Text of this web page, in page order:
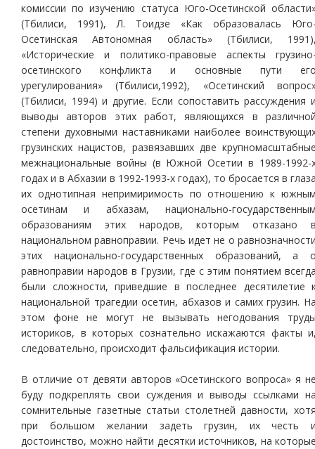
комиссии по изучению статуса Юго-Осетинской
(Тбилиси, 1991), Л. Тоидзе «Как образовалась
Осетинская Автономная область» (Тбилиси,
«Исторические и политико-правовые аспекты
осетинского конфликта и основные пути
урегулирования» (Тбилиси,1992), «Осетинский
(Тбилиси, 1994) и другие. Если сопоставить рассуждения
выводы авторов этих работ, являющихся в
степени духовными наставниками наиболее
грузинских нацистов, развязавших две
межнациональные войны (в Южной Осетии в 1989-1992-
годах и в Абхазии в 1992-1993-х годах), то бросается в
их однотипная непримиримость по отношению к
осетинам и абхазам, национально-
образованиям этих народов, которым отказано
национальном равноправии. Речь идет не о
этих национально-государственных образований, а
равноправии народов в Грузии, где с этим понятием
были сложности, приведшие в последнее десятилетие
национальной трагедии осетин, абхазов и самих грузин.
этом фоне не могут не вызывать негодования
историков, в которых сознательно искажаются факты
следовательно, происходит фальсификация истории.
В отличие от девяти авторов «Осетинского вопроса» я
буду подкреплять свои суждения и выводы ссылками
сомнительные газетные статьи столетней давности,
при большом желании задеть грузин, их честь
достоинство, можно найти десятки источников, на